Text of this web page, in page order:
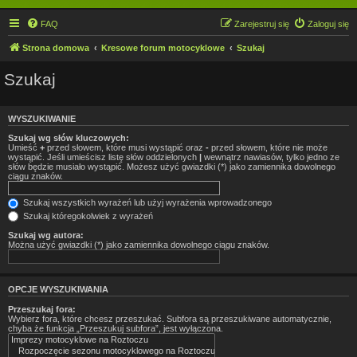
FAQ Zaloguj się
Zarejestruj się
Strona domowa Kresowe forum motocyklowe Szukaj
Szukaj
WYSZUKIWANIE
Szukaj wg słów kluczowych:
Umieść + przed słowem, które musi wystąpić oraz - przed słowem, które nie może
wystąpić. Jeśli umieścisz listę słów oddzielonych | wewnątrz nawiasów, tylko jedno ze
słów będzie musiało wystąpić. Możesz użyć gwiazdki (*) jako zamiennika dowolnego
ciągu znaków.
Szukaj wszystkich wyrażeń lub użyj wyrażenia wprowadzonego
Szukaj któregokolwiek z wyrażeń
Szukaj wg autora:
Można użyć gwiazdki (*) jako zamiennika dowolnego ciągu znaków.
OPCJE WYSZUKIWANIA
Przeszukaj fora:
Wybierz fora, które chcesz przeszukać. Subfora są przeszukiwane automatycznie,
chyba że funkcja „Przeszukuj subfora”, jest wyłączona.